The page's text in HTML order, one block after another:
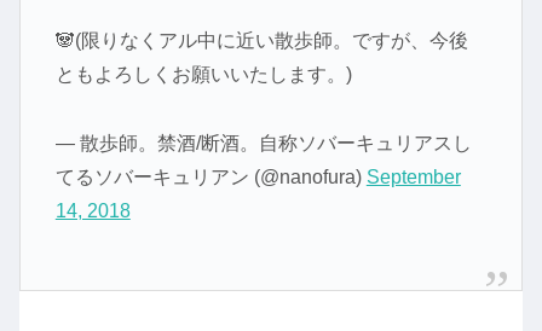
🐼(限りなくアル中に近い散歩師。ですが、今後
ともよろしくお願いいたします。)
— 散歩師。禁酒/断酒。自称ソバーキュリアスし
てるソバーキュリアン (@nanofura) September
14, 2018